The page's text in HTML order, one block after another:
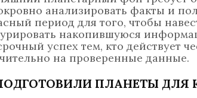
анализировать факты и
период для того, чтобы
накопившуюся
успех тем, кто действует
на проверенные данные.
ПЛАНЕТЫ ДЛЯ